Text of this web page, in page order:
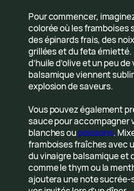
Pour commencer,
colorée où les framboises
des épinards frais, des
grillées et du feta émietté.
d’huile d’olive et un peu
balsamique viennent
explosion de saveurs.
Vous pouvez également
sauce pour accompagner
blanches oupoissons.
framboises fraîches avec
du vinaigre balsamique et
comme le thym ou la
ajoutera une note sucrée-